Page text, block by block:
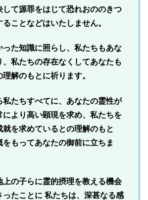
して源罪をはじて恐れおののきつ
ことなどはいたしません。
った知識に照らし、私たちもあな
、私たちの存在なくしてあなたも
解のもとに祈ります。
私たちすべてに、あなたの霊性が
により高い顕現を求め、私たちを
就を求めているとの理解のもと
をもってあなたの御前に立ちま
上の子らに霊的摂理を教える機会
ったことに 私たちは、深甚なる感